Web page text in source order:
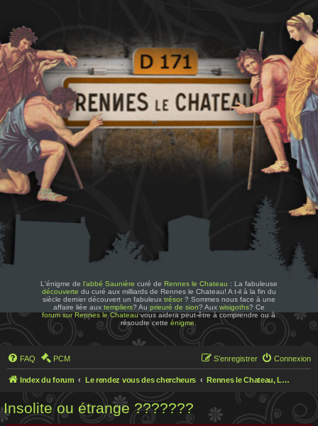
L'énigme de l'abbé Saunière curé de Rennes le Chateau : La fabuleuse
découverte du curé aux milliards de Rennes le Chateau! A t-il à la fin du
siècle dernier découvert un fabuleux trésor? Sommes nous face à une
affaire liée aux templiers? Au prieuré de sion? Aux wisigoths? Ce
forum sur Rennes le Chateauvous aidera peut-être à comprendre ou à
résoudre cetteénigme
FAQ PCM Connexion
S’enregistrer
Index du forum Le rendez vous des chercheurs Rennes le Chateau, Le rendez-vous des chercheurs
Insolite ou étrange ???????